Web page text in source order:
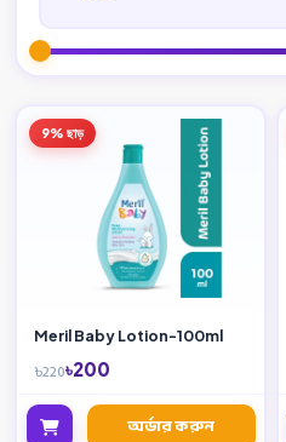
9% ছাড়
Meril Baby Lotion-100ml
৳220৳200
অর্ডার করুন